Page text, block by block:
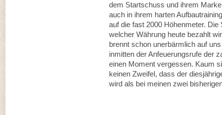
dem Startschuss und ihrem
auch in ihrem harten
auf die fast 2000 Höhenmeter.
welcher Währung heute bezahlt
brennt schon unerbärmlich auf
inmitten der Anfeuerungsrufe der
einen Moment vergessen. Kaum
keinen Zweifel, dass der
wird als bei meinen zwei